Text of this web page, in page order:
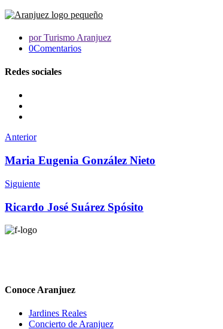
por Turismo Aranjuez
0Comentarios
Redes sociales
Anterior
Maria Eugenia González Nieto
Siguiente
Ricardo José Suárez Spósito
Conoce Aranjuez
Jardines Reales
Concierto de Aranjuez